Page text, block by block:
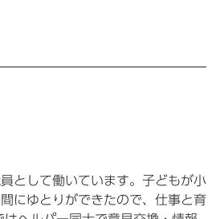
として働いています。子どもが小
にゆとりができたので、仕事と育